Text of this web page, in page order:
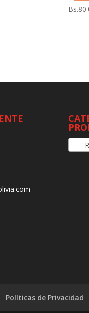
Bs.
Políticas de Privacidad